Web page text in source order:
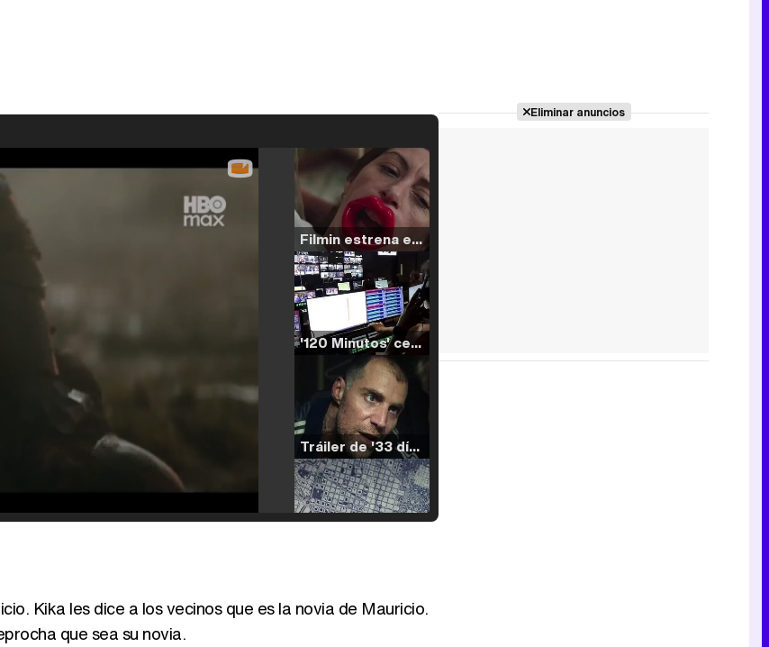
Filmin estrena el tráiler de 'Millennial Mal', su nueva comedia universitaria de la mano de Lorena Iglesias
'120 Minutos' celebra sus 2.000 programas en Telemadrid con un vídeo del día a día en la redacción
Tráiler de '33 días', la nueva serie de Atresplayer con Julián Villagrán y José Manuel Poga
Kika les dice a los vecinos que es la novia de Mauricio.
que sea su novia.
Eliminar anuncios